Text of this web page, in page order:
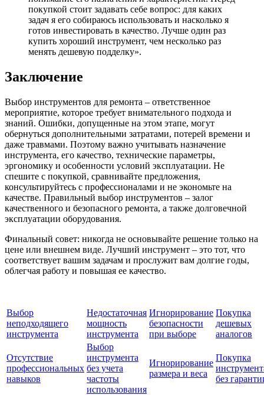
покупкой стоит задавать себе вопрос: для каких
задач я его собираюсь использовать и насколько я
готов инвестировать в качество. Лучше один раз
купить хороший инструмент, чем несколько раз
менять дешевую подделку».
Заключение
Выбор инструментов для ремонта – ответственное
мероприятие, которое требует внимательного подхода и
знаний. Ошибки, допущенные на этом этапе, могут
обернуться дополнительными затратами, потерей времени и
даже травмами. Поэтому важно учитывать назначение
инструмента, его качество, технические параметры,
эргономику и особенности условий эксплуатации. Не
спешите с покупкой, сравнивайте предложения,
консультируйтесь с профессионалами и не экономьте на
качестве. Правильный выбор инструментов – залог
качественного и безопасного ремонта, а также долговечной
эксплуатации оборудования.
Финальный совет: никогда не основывайте решение только на
цене или внешнем виде. Лучший инструмент – это тот, что
соответствует вашим задачам и прослужит вам долгие годы,
облегчая работу и повышая ее качество.
Выбор
неподходящего
инструмента
Недостаточная
мощность
инструмента
Игнорирование
безопасности
при выборе
Покупка
дешевых
аналогов
Отсутствие
профессиональных
навыков
Выбор
инструмента
без учета
частоты
использования
Игнорирование
размера и веса
Покупка
без